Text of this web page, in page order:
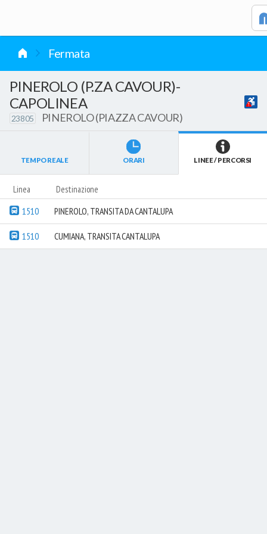
Fermata
PINEROLO (P.ZA CAVOUR)-
CAPOLINEA
23805 PINEROLO (PIAZZA CAVOUR)
TEMPO REALE ORARI LINEE / PERCORSI
Linea Destinazione
1510 PINEROLO, TRANSITA DA CANTALUPA
1510 CUMIANA, TRANSITA CANTALUPA